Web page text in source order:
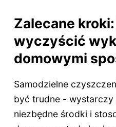
Zalecane
wyczyścić
domowymi
Samodzielne
być trudne - wystarczy
niezbędne środki i